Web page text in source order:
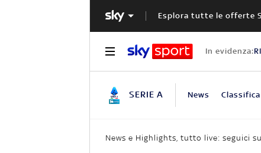
Esplora tutte le offerte
In evidenza:
SERIE A News Classifica
News e Highlights, tutto live: seguici su